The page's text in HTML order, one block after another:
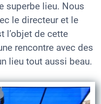
superbe lieu. Nous
le directeur et le
l’objet de cette
rencontre avec des
lieu tout aussi beau.